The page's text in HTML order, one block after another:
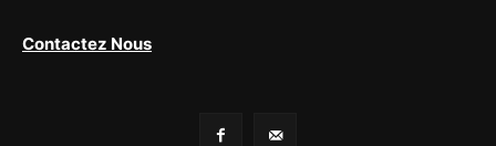
Contactez Nous